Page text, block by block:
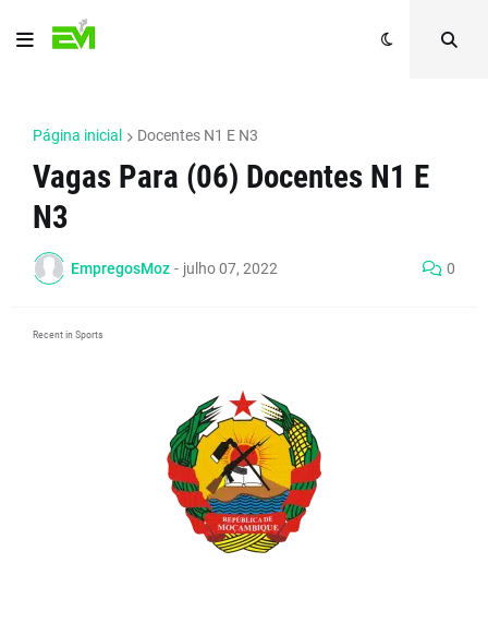
Página inicial Docentes N1 E N3
Vagas Para (06) Docentes N1 E
N3
EmpregosMoz - julho 07, 2022 0
Recent in Sports